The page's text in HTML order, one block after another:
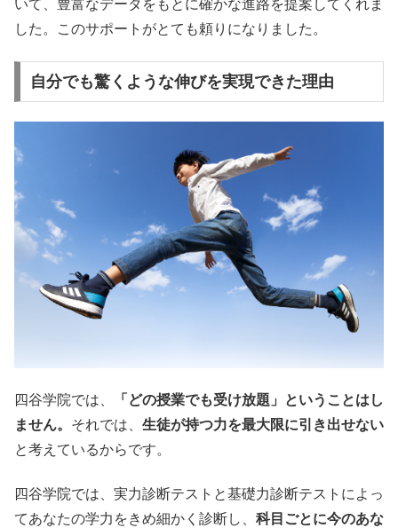
いて、豊富なデータをもとに確かな進路を提案してくれま
した。このサポートがとても頼りになりました。
自分でも驚くような伸びを実現できた理由
四谷学院では、
「どの授業でも受け放題」ということはし
ません。 それでは、 生徒が持つ力を最大限に引き出せない
と考えているからです。
四谷学院では、実力診断テストと基礎力診断テストによっ
てあなたの学力をきめ細かく診断し、 科目ごとに今のあな